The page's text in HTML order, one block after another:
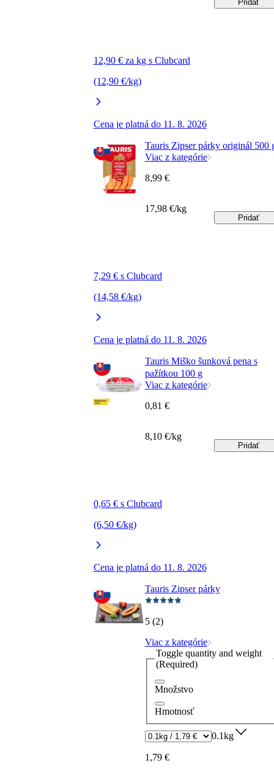
12,90 € za kg s Clubcard
(12,90 €/kg)
Cena je platná do 11. 8. 2026
Pridať
Tauris Zipser párky originál 500
Viac z kategórie
7,29 € s Clubcard
(14,58 €/kg)
Cena je platná do 11. 8. 2026
8,99 €
17,98 €/kg
Pridať
Tauris Miško šunková pena s
pažítkou 100 g
Viac z kategórie
0,65 € s Clubcard
(6,50 €/kg)
Cena je platná do 11. 8. 2026
0,81 €
8,10 €/kg
Pridať
Tauris Zipser párky
5 (2)
Viac z kategórie
Toggle quantity and weight
(Required)
Množstvo
Hmotnosť
0.1kg
1,79 €